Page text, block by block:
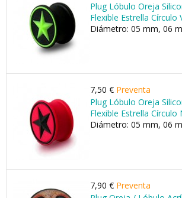
Plug Lóbulo Oreja
Flexible Estrella Círculo
Diámetro: 05 mm, 06
7,50 € Preventa
Plug Lóbulo Oreja
Flexible Estrella
Diámetro: 05 mm, 06
7,90 € Preventa